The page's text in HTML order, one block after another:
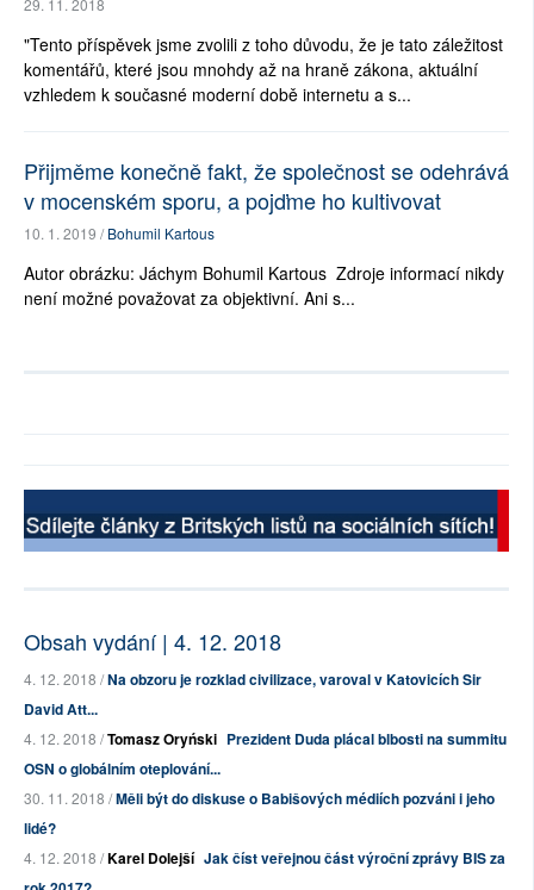
29. 11. 2018
"Tento příspěvek jsme zvolili z toho důvodu, že je tato záležitost
komentářů, které jsou mnohdy až na hraně zákona, aktuální
vzhledem k současné moderní době internetu a s...
Přijměme konečně fakt, že společnost se odehrává
v mocenském sporu, a pojďme ho kultivovat
10. 1. 2019 /Bohumil Kartous
Autor obrázku: Jáchym Bohumil Kartous Zdroje informací nikdy
není možné považovat za objektivní. Ani s...
Obsah vydání | 4. 12. 2018
4. 12. 2018 /Na obzoru je rozklad civilizace, varoval v Katovicích Sir
David Att...
4. 12. 2018 /Tomasz Oryński Prezident Duda plácal blbosti na summitu
OSN o globálním oteplování...
30. 11. 2018 /Měli být do diskuse o Babišových médiích pozváni i jeho
lidé?
4. 12. 2018 /Karel Dolejší Jak číst veřejnou část výroční zprávy BIS za